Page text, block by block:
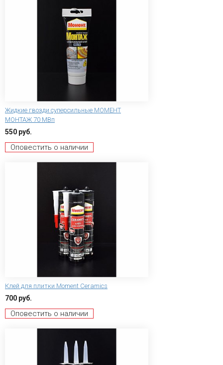
Жидкие гвозди суперсильные МОМЕНТ
МОНТАЖ 70 МВп
550 руб.
Оповестить о наличии
Клей для плитки Moment Ceramics
700 руб.
Оповестить о наличии